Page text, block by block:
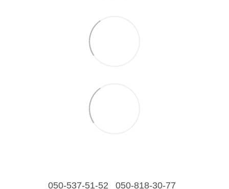
050-537-51-52 050-818-30-77